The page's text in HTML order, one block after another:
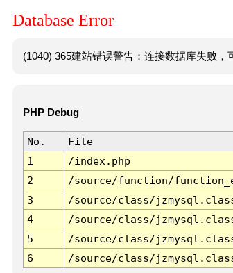
Database Error
(1040) 365建站错误警告：连接数据库失败，
PHP Debug
No. File
1
/index.php
2
/source/function/
3
/source/class/
4
/source/class/
5
/source/class/
6
/source/class/